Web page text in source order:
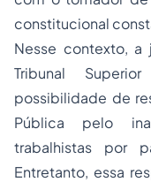
constitucional
Nesse contexto, a
Tribunal
possibilidade de
Pública pelo
trabalhistas por
Entretanto, essa